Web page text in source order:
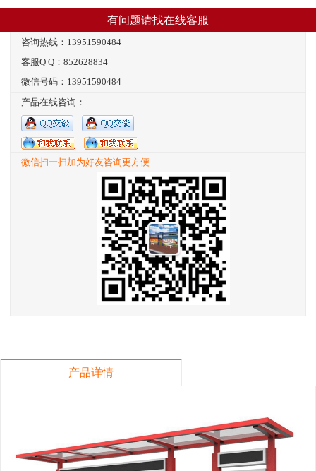
有问题请找在线客服
咨询热线：13951590484
客服Q Q：852628834
微信号码：13951590484
产品在线咨询：
微信扫一扫加为好友咨询更方便
产品详情